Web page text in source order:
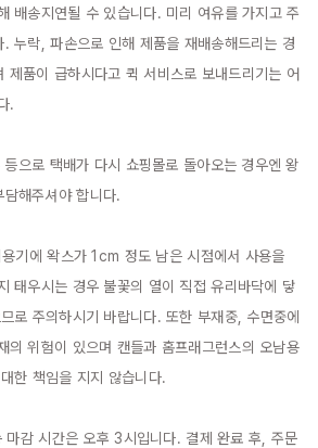
배송지연될 수 있습니다. 미리 여유를 가지고 주
누락, 파손으로 인해 제품을 재배송해드리는 경
제품이 급하시다고 퀵 서비스로 보내드리기는 어
.
으로 택배가 다시 쇼핑몰로 돌아오는 경우엔 왕
해주셔야 합니다.
기에 왁스가 1cm 정도 남은 시점에서 사용을
태우시는 경우 불꽃의 열이 직접 유리바닥에 닿
로 주의하시기 바랍니다. 또한 부재중, 수면중에
의 위험이 있으며 캔들과 홈프래그런스의 오남용
한 책임을 지지 않습니다.
감 시간은 오후 3시입니다. 결제 완료 후, 주문